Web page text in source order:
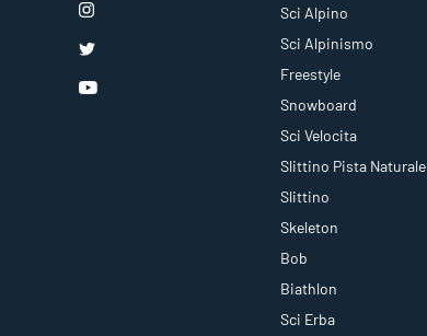
Sci Alpino
Sci Alpinismo
Freestyle
Snowboard
Sci Velocita
Slittino Pista Naturale
Slittino
Skeleton
Bob
Biathlon
Sci Erba